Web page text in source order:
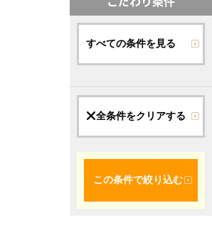
すべての条件を見る
全条件をクリアする
この条件で絞り込む